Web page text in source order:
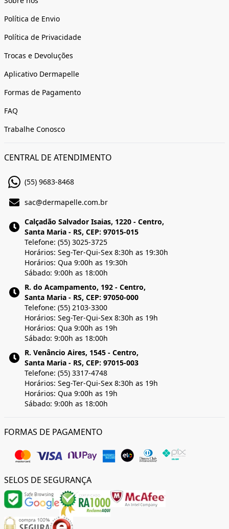
Política de Envio
Política de Privacidade
Trocas e Devoluções
Aplicativo Dermapelle
Formas de Pagamento
FAQ
Trabalhe Conosco
CENTRAL DE ATENDIMENTO
(55) 9683-8468
sac@dermapelle.com.br
Calçadão Salvador Isaias, 1220 - Centro,
Santa Maria - RS, CEP: 97015-015
Telefone: (55) 3025-3725
Horários: Seg-Ter-Qui-Sex 8:30h as 19:30h
Horários: Qua 9:00h as 19:30h
Sábado: 9:00h as 18:00h
R. do Acampamento, 192 - Centro,
Santa Maria - RS, CEP: 97050-000
Telefone: (55) 2103-3300
Horários: Seg-Ter-Qui-Sex 8:30h as 19h
Horários: Qua 9:00h as 19h
Sábado: 9:00h as 18:00h
R. Venâncio Aires, 1545 - Centro,
Santa Maria - RS, CEP: 97015-003
Telefone: (55) 3317-4748
Horários: Seg-Ter-Qui-Sex 8:30h as 19h
Horários: Qua 9:00h as 19h
Sábado: 9:00h as 18:00h
FORMAS DE PAGAMENTO
SELOS DE SEGURANÇA